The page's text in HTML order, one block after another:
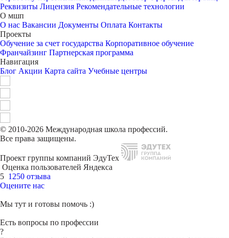
Реквизиты Лицензия Рекомендательные технологии
О мшп
О нас Вакансии Документы Оплата Контакты
Проекты
Обучение за счет государства Корпоративное обучение
Франчайзинг Партнерская программа
Навигация
Блог Акции Карта сайта Учебные центры
© 2010-2026 Международная школа профессий.
Все права защищены.
Проект группы компаний ЭдуТех
Оценка пользователей Яндекса
5 1250 отзыва
Оцените нас
Мы тут и готовы помочь :)
Есть вопросы по профессии
?